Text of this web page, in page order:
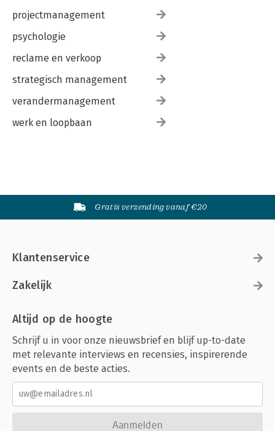
projectmanagement
psychologie
reclame en verkoop
strategisch management
verandermanagement
werk en loopbaan
Gratis verzending vanaf €20
Klantenservice
Zakelijk
Altijd op de hoogte
Schrijf u in voor onze nieuwsbrief en blijf up-to-date
met relevante interviews en recensies, inspirerende
events en de beste acties.
Aanmelden